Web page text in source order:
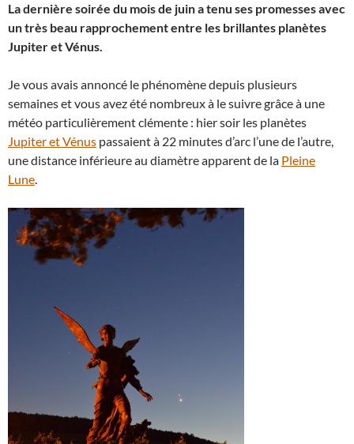
La dernière soirée du mois de juin a tenu ses promesses avec
un très beau rapprochement entre les brillantes planètes
Jupiter et Vénus.
Je vous avais annoncé le phénomène depuis plusieurs
semaines et vous avez été nombreux à le suivre grâce à une
météo particulièrement clémente : hier soir les planètes
Jupiter et Vénus passaient à 22 minutes d’arc l’une de l’autre,
une distance inférieure au diamètre apparent de la Pleine
Lune.